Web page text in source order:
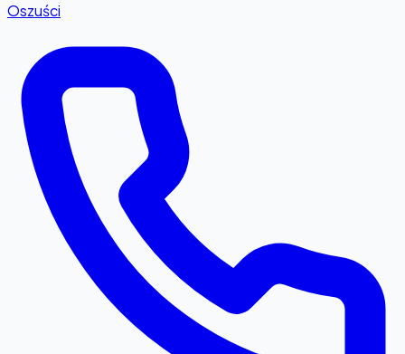
Oszuści